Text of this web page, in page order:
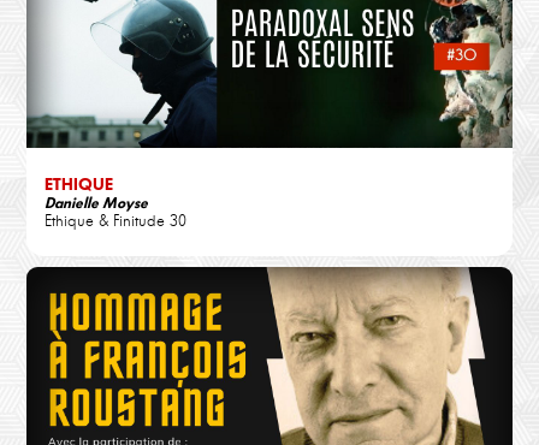
ETHIQUE
Danielle Moyse
Ethique & Finitude 30